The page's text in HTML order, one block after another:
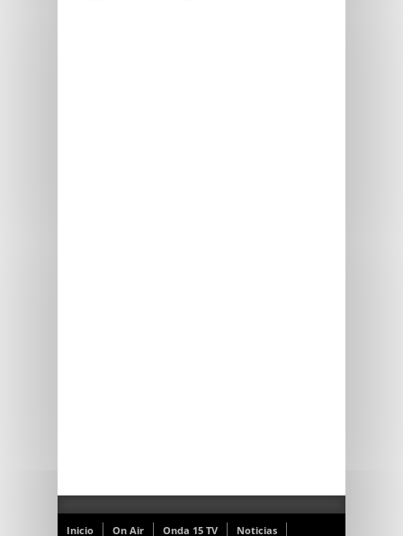
Inicio On Air Onda 15 TV Noticias